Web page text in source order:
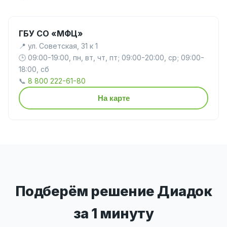
ГБУ СО «МФЦ»
📍 ул. Советская, 31 к 1
🕒 09:00-19:00, пн, вт, чт, пт; 09:00-20:00, ср; 09:00-
18:00, сб
📞 8 800 222-61-80
На карте
Подберём решение Диадок
за 1 минуту